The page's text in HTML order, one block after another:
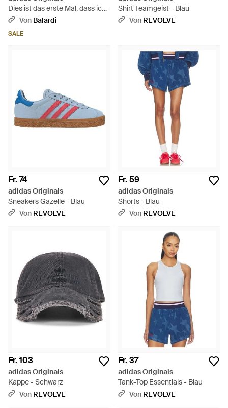
Dies ist das erste Mal, dass ich
das jemals gesehen habe. -
Von Balardi
SALE
Shirt Teamgeist - Blau
Von REVOLVE
Fr. 74
adidas Originals
Sneakers Gazelle - Blau
Von REVOLVE
Fr. 59
adidas Originals
Shorts - Blau
Von REVOLVE
Fr. 103
adidas Originals
Kappe - Schwarz
Von REVOLVE
Fr. 37
adidas Originals
Tank-Top Essentials - Blau
Von REVOLVE